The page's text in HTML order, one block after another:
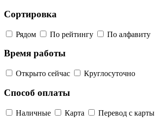
Сортировка
Рядом По рейтингу По алфавиту
Время работы
Открыто сейчас Круглосуточно
Способ оплаты
Наличные Карта Перевод с карты